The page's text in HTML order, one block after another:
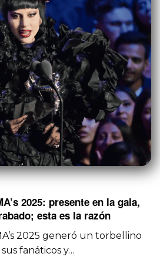
2025: presente en la gala,
esta es la razón
2025 generó un torbellino
fanáticos y…